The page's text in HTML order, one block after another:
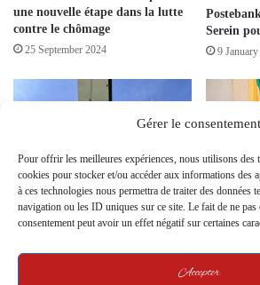
Gérer le consentement
Pour offrir les meilleures expériences, nous utilisons des
cookies pour stocker et/ou accéder aux informations des
à ces technologies nous permettra de traiter des données
navigation ou les ID uniques sur ce site. Le fait de ne
consentement peut avoir un effet négatif sur certaines
Accepter
une nouvelle étape dans la lutte
contre le chômage
25 September 2024
Serein
9
FlyGabon : une ambition
nationale freinée par une
polémique judiciaire douteuse
8 September 2024
SMAG :
normale